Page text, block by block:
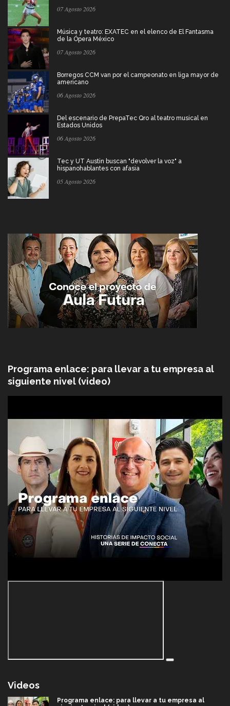
07 Agosto 2026
Música y teatro: EXATEC en el elenco de El Fantasma
de la Ópera México
07 Agosto 2026
Borregos CCM van por el campeonato en liga mayor de
americano
06 Agosto 2026
Del escenario de PrepaTec Qro al teatro musical en
Estados Unidos
06 Agosto 2026
Tec y UT Austin buscan "devolver la voz" a
hispanohablantes con afasia
05 Agosto 2026
Programa enlace: para llevar a tu empresa al
siguiente nivel (video)
Videos
Programa enlace: para llevar a tu empresa al